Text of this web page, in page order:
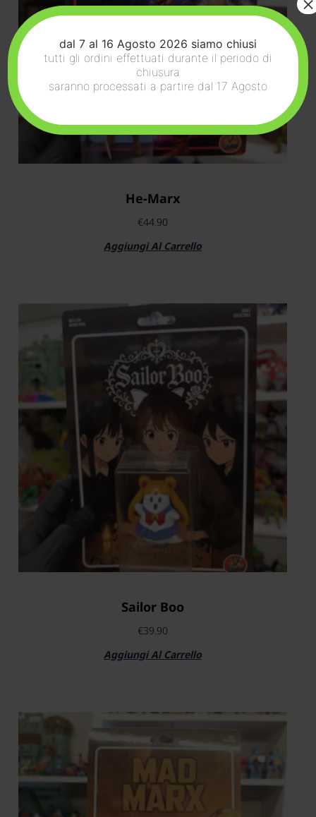
He-Marx
€44.90
Aggiungi Al Carrello
Sailor Boo
€39.90
Aggiungi Al Carrello
dal 7 al 16 Agosto 2026 siamo chiusi
tutti gli ordini effettuati durante il periodo di
chiusura
saranno processati a partire dal 17 Agosto